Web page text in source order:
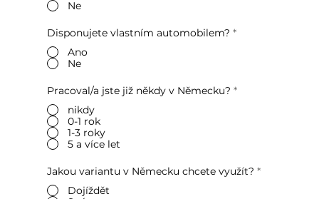
Ne
Disponujete vlastním automobilem? *
Ano
Ne
Pracoval/a jste již někdy v Německu? *
nikdy
0-1 rok
1-3 roky
5 a více let
Jakou variantu v Německu chcete využít? *
Dojíždět